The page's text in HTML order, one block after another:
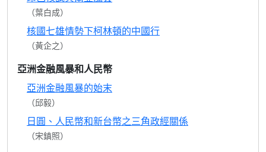
（葉白成）
核國七雄情勢下柯林頓的中國行
（黃企之）
亞洲金融風暴和人民幣
亞洲金融風暴的始末
（邱毅）
日圓、人民幣和新台幣之三角政經關係
（宋鎮照）